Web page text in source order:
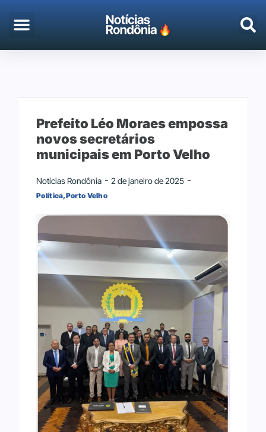
Prefeito Léo Moraes empossa
novos secretários
municipais em Porto Velho
Notícias Rondônia 2 de janeiro de 2025
Política,Porto Velho